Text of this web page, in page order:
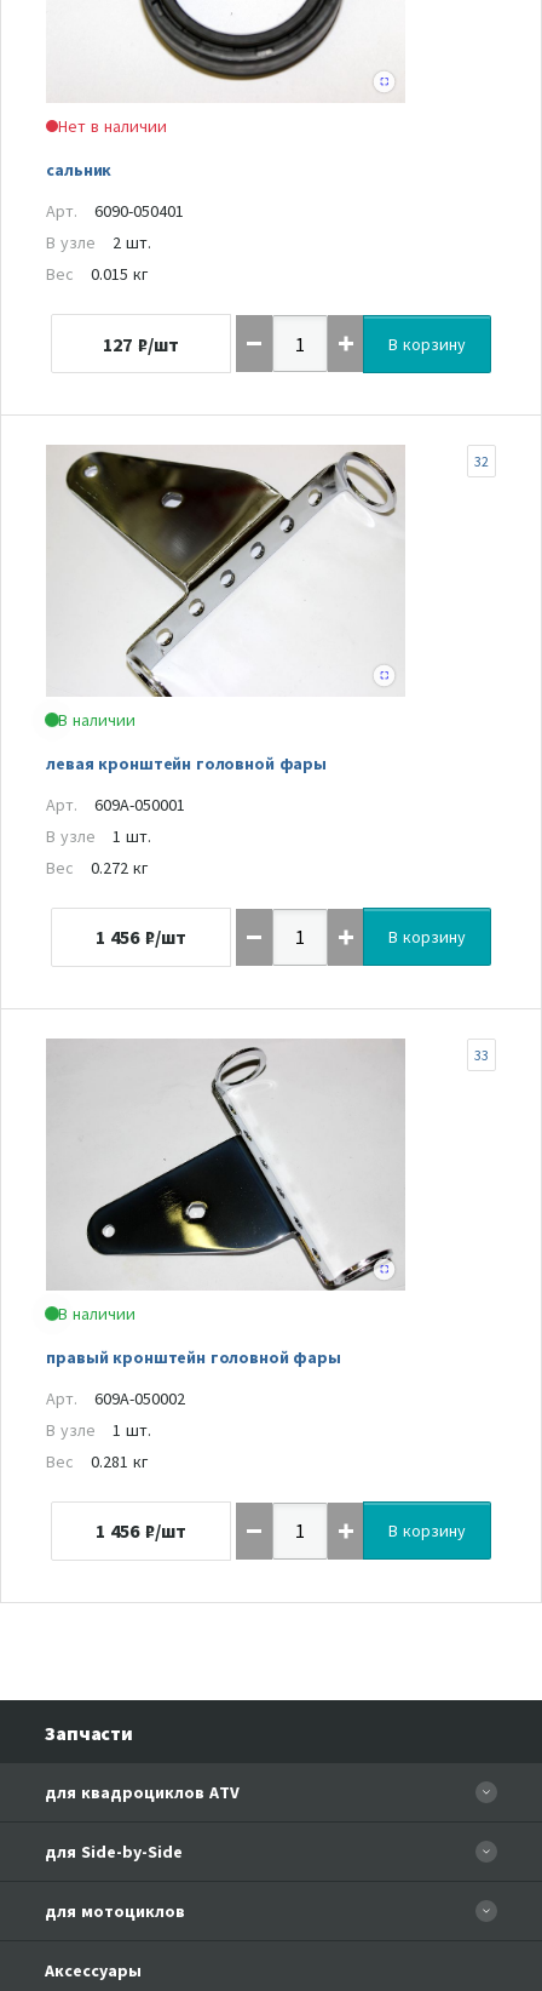
Нет в наличии
сальник
Арт.
6090-050401
В узле
2 шт.
Вес
0.015 кг
127 ₽/шт В корзину
В наличии
левая кронштейн головной фары
32
Арт.
609A-050001
В узле
1 шт.
Вес
0.272 кг
1 456 ₽/шт В корзину
В наличии
правый кронштейн головной фары
33
Арт.
609A-050002
В узле
1 шт.
Вес
0.281 кг
1 456 ₽/шт В корзину
Запчасти
для квадроциклов ATV
CFORCE 110 EFI
CF500-A Basic
CF500-2A
для Side-by-Side
CF800-U8 EFI
для мотоциклов
Аксессуары